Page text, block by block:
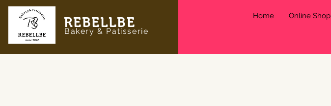
REBELLBE
Bakery & Patisserie
Home Online Shop